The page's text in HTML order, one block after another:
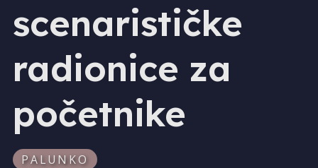
scenarističke
radionice za
početnike
PALUNKO